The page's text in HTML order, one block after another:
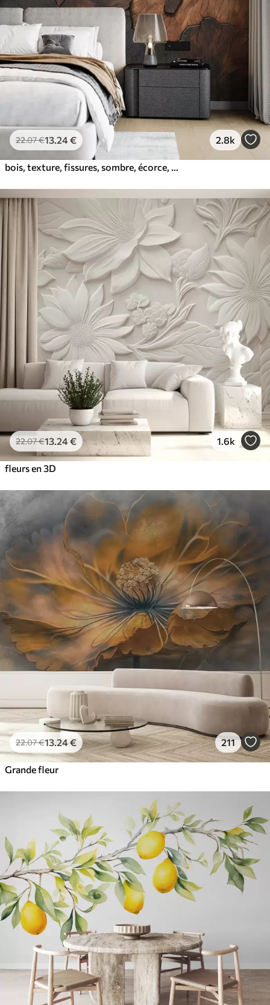
22.07€13 .24€ 2.8k
22.07€13 .24€ 1.6k
fleurs en 3D
22.07€13 .24€ 211
Grande fleur